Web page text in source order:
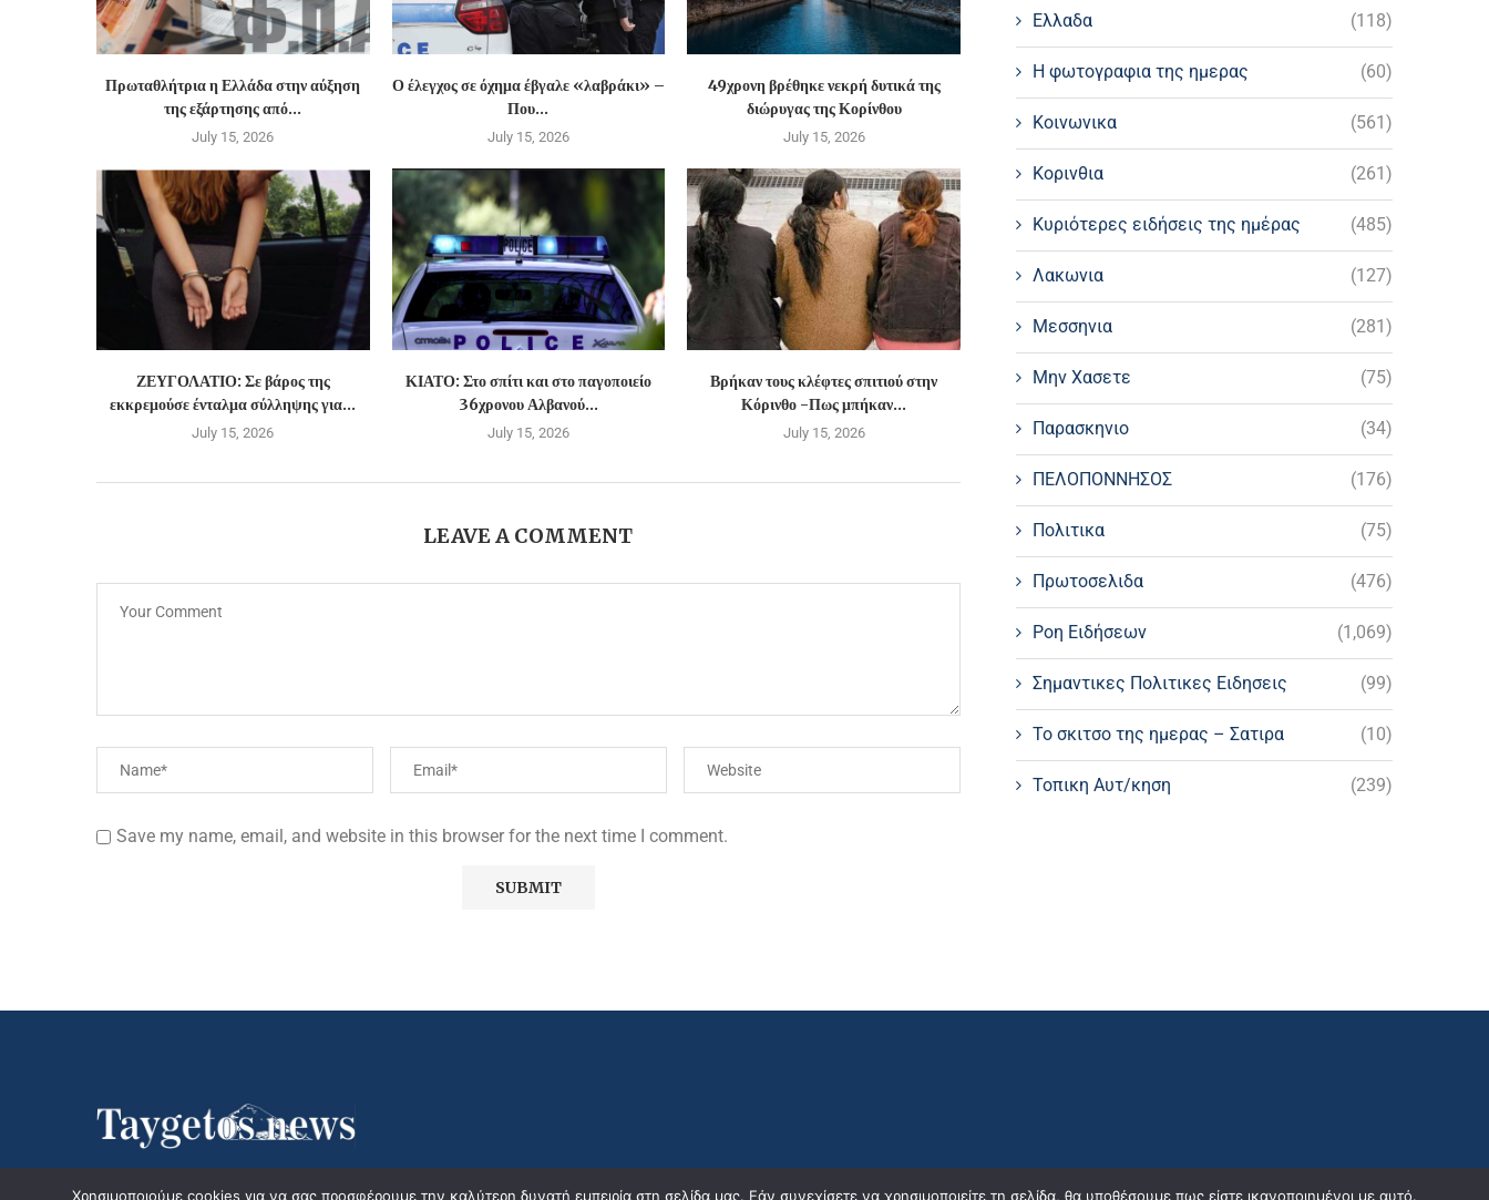
Πρωταθλήτρια η Ελλάδα στην αύξηση
της εξάρτησης από...
July 15, 2026
Ο έλεγχος σε όχημα έβγαλε «λαβράκι» –
Που...
July 15, 2026
49χρονη βρέθηκε νεκρή δυτικά της
διώρυγας της Κορίνθου
July 15, 2026
ΖΕΥΓΟΛΑΤΙΟ: Σε βάρος της
εκκρεμούσε ένταλμα σύλληψης για...
July 15, 2026
ΚΙΑΤΟ: Στο σπίτι και στο παγοποιείο
36χρονου Αλβανού...
July 15, 2026
Βρήκαν τους κλέφτες σπιτιού στην
Κόρινθο -Πως μπήκαν...
July 15, 2026
LEAVE A COMMENT
Save my name, email, and website in this browser for the next time I comment.
Ελλαδα (118)
Η φωτογραφια της ημερας (60)
Κοινωνικα (561)
Κορινθια (261)
Κυριότερες ειδήσεις της ημέρας (485)
Λακωνια (127)
Μεσσηνια (281)
Μην Χασετε (75)
Παρασκηνιο (34)
ΠΕΛΟΠΟΝΝΗΣΟΣ (176)
Πολιτικα (75)
Πρωτοσελιδα (476)
Ροη Ειδήσεων (1,069)
Σημαντικες Πολιτικες Ειδησεις (99)
Το σκιτσο της ημερας – Σατιρα (10)
Τοπικη Αυτ/κηση (239)
Χρησιμοποιούμε cookies για να σας προσφέρουμε την καλύτερη δυνατή εμπειρία στη σελίδα μας. Εάν συνεχίσετε να χρησιμοποιείτε τη σελίδα, θα υποθέσουμε πως είστε ικανοποιημένοι με αυτό.